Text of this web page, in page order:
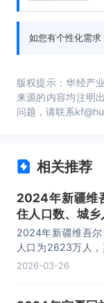
如您有个性化需求
版权提示：华经产
来源的内容均注明
问题，请联系
相关推荐
2024年新疆维
住人口数、城乡
口自然增长率统
2024年新疆维吾
人口为2623万人
为1583万人，乡
2026-03-26